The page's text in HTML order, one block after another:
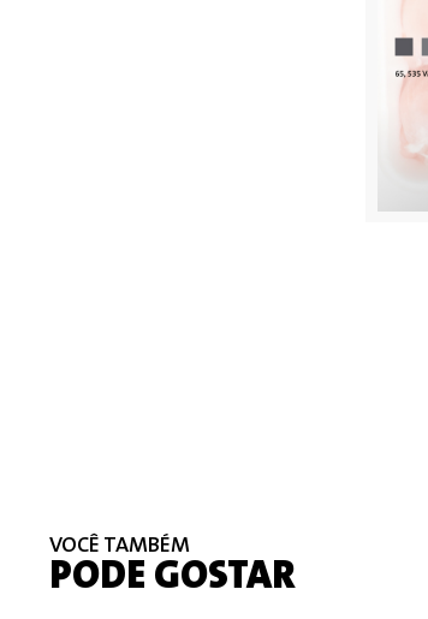
VOCÊ TAMBÉM
PODE GOSTAR